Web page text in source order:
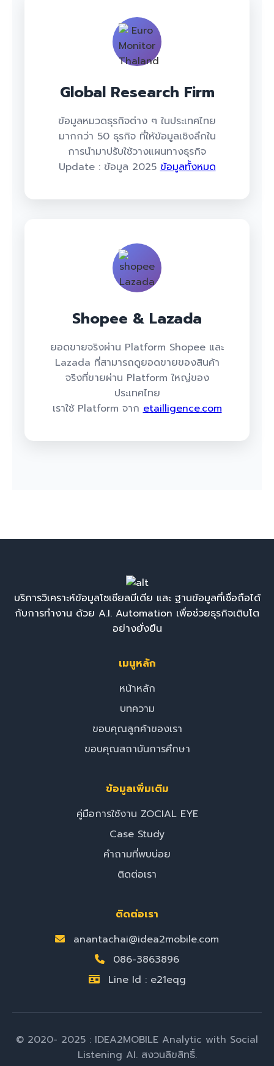
Global Research Firm
ข้อมูลหมวดธุรกิจต่าง ๆ ในประเทศไทย
มากกว่า 50 ธุรกิจ ที่ให้ข้อมูลเชิงลึกใน
การนำมาปรับใช้วางแผนทางธุรกิจ
Update : ข้อมูล 2025ข้อมูลทั้งหมด
Shopee & Lazada
ยอดขายจริงผ่าน Platform Shopee และ
Lazada ที่สามารถดูยอดขายของสินค้า
จริงที่ขายผ่าน Platform ใหญ่ของ
ประเทศไทย
เราใช้ Platform จากetailligence.com
บริการวิเคราะห์ข้อมูลโซเชียลมีเดีย และ ฐานข้อมูลที่เชื่อถือได้
กับการทำงาน ด้วย A.I. Automation เพื่อช่วยธุรกิจเติบโต
อย่างยั่งยืน
เมนูหลัก
หน้าหลัก
บทความ
ขอบคุณลูกค้าของเรา
ขอบคุณสถาบันการศึกษา
ข้อมูลเพิ่มเติม
คู่มือการใช้งาน ZOCIAL EYE
Case Study
คำถามที่พบบ่อย
ติดต่อเรา
ติดต่อเรา
anantachai@idea2mobile.com
086-3863896
Line Id : e21eqg
© 2020- 2025 : IDEA2MOBILE Analytic with Social
Listening AI. สงวนลิขสิทธิ์.